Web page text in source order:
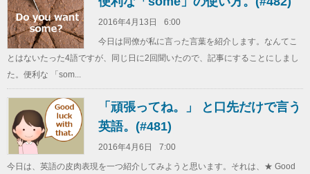
2016年4月13日
6:00
今日は同僚が私に言った言葉を紹介します。なんてこ
とはないたった4語ですが、同じ日に2回聞いたので、記事にすることにしまし
た。便利な 「som...
「頑張ってね。」 と口先だけで言う
英語。(#481)
2016年4月6日
7:00
今日は、英語の皮肉表現を一つ紹介してみようと思います。それは、★ Good